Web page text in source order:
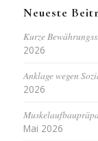
Neueste
Kurze
2026
Anklage wegen
2026
Mai 2026